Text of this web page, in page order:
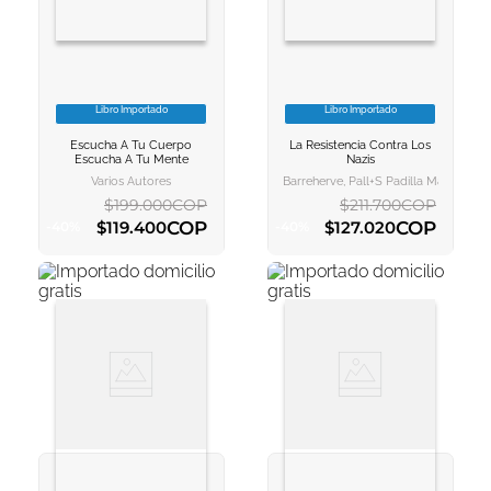
VER INFORMACION
AGREGAR AL
Libro Importado
Escucha A Tu Cuerpo
Escucha A Tu Mente
Varios Autores
$199.000COP
$119.400COP
AGREGAR AL CARRITO
VER INFORMACION
AGREGAR AL
Libro Importado
La Resistencia Contra Los
Nazis
Barreherve, Pall+s Padilla Marti
$211.700COP
$127.020COP
AGREGAR AL CARRITO